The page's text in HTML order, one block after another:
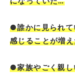
●誰かに見られて
感じることが増
●家族やごく親し